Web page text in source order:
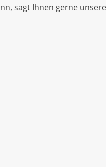
sagt Ihnen gerne